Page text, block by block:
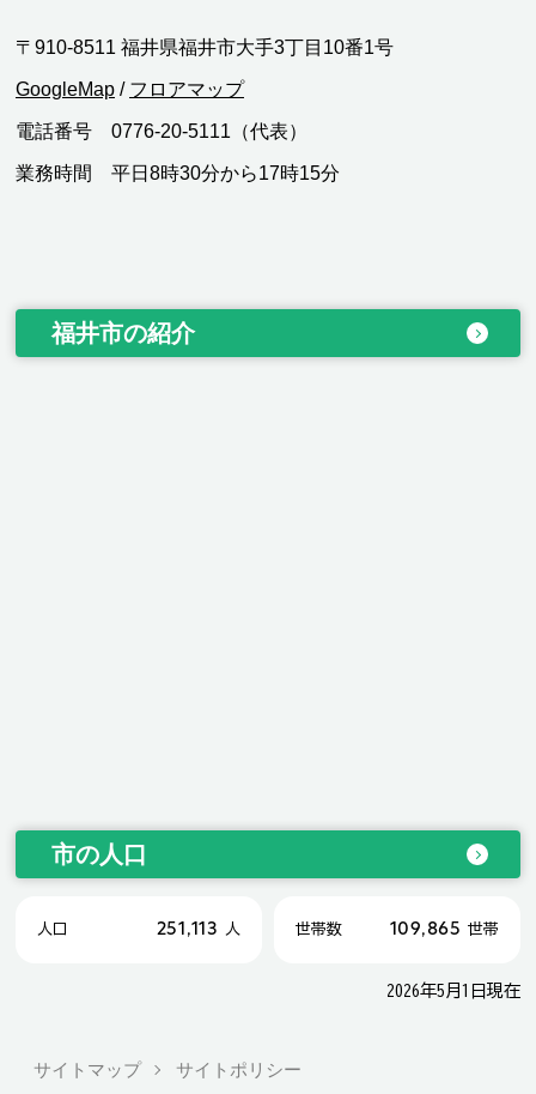
〒910-8511 福井県福井市大手3丁目10番1号
GoogleMap / フロアマップ
電話番号 0776-20-5111（代表）
業務時間 平日8時30分から17時15分
福井市の紹介
市の人口
人口 251,113 人 世帯数 109,865 世帯
2026年5月1日現在
サイトマップ サイトポリシー